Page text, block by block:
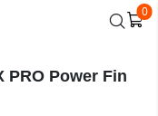
0
PRO Power Fin